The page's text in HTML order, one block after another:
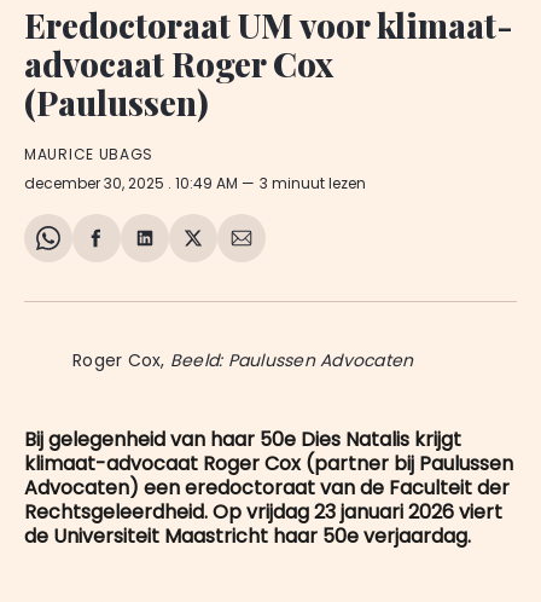
Eredoctoraat UM voor klimaat-
advocaat Roger Cox
(Paulussen)
MAURICE UBAGS
december 30, 2025 . 10:49 AM 3 minuut lezen
Share
WhatsApp
Delen
Facebook
Delen
LinkedIn
Share
X
Deel
E-
Roger Cox, Beeld: Paulussen Advocaten
Bij gelegenheid van haar 50e Dies Natalis krijgt
klimaat-advocaat Roger Cox (partner bij Paulussen
Advocaten) een eredoctoraat van de Faculteit der
Rechtsgeleerdheid. Op vrijdag 23 januari 2026 viert
de Universiteit Maastricht haar 50e verjaardag.